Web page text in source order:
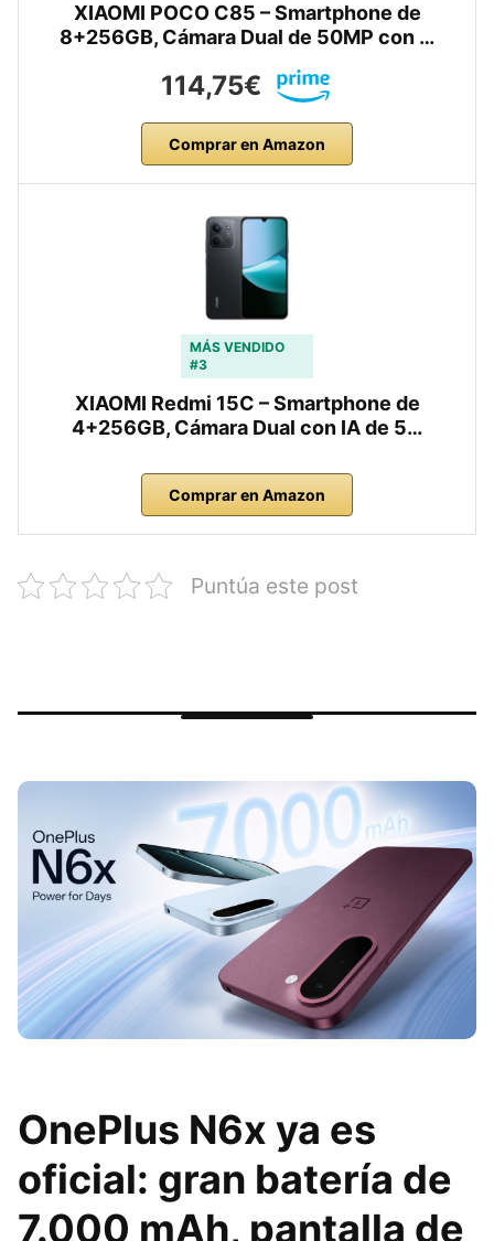
XIAOMI POCO C85 – Smartphone de
8+256GB, Cámara Dual de 50MP con …
114,75€
Comprar en Amazon
MÁS VENDIDO
#3
XIAOMI Redmi 15C – Smartphone de
4+256GB, Cámara Dual con IA de 5…
Comprar en Amazon
Puntúa este post
OnePlus N6x ya es
oficial: gran batería de
7.000 mAh, pantalla de